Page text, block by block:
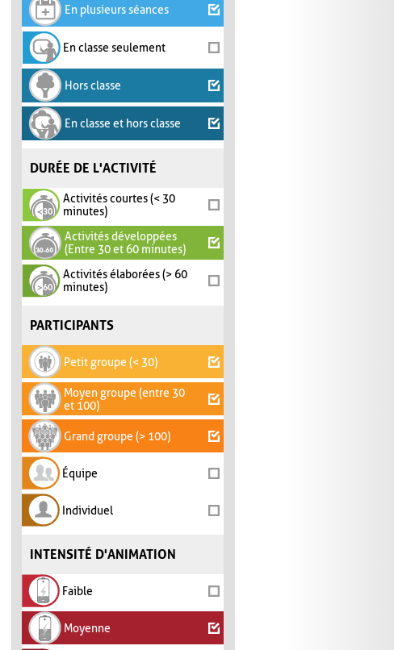
En plusieurs séances
En classe seulement
Hors classe
En classe et hors classe
DURÉE DE L'ACTIVITÉ
Activités courtes (< 30
minutes)
Activités développées
(Entre 30 et 60 minutes)
Activités élaborées (> 60
minutes)
PARTICIPANTS
Petit groupe (< 30)
Moyen groupe (entre 30
et 100)
Grand groupe (> 100)
Équipe
Individuel
INTENSITÉ D'ANIMATION
Faible
Moyenne